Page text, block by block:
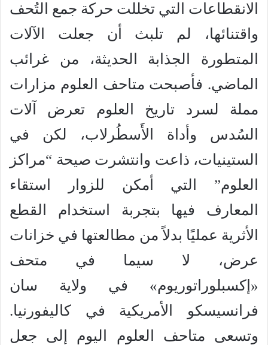
الانقطاعات التي تخللت حركة جمع التُحف
واقتنائها، لم تلبث أن جعلت الآلات
المتطورة الجذابة الحديثة، من غرائب
الماضي. فأصبحت متاحف العلوم مزارات
مملة لسرد تاريخ العلوم تعرض آلات
السُدس وأداة الأَسطُرلاب، لكن في
الستينيات، ذاعت وانتشرت صيحة “مراكز
العلوم” التي أمكن للزوار استقاء
المعارف فيها بتجربة استخدام القطع
الأثرية عمليًا بدلاً من مطالعتها في خزانات
عرض، لا سيما في متحف
«إكسبلوراتوريوم» في ولاية سان
فرانسيسكو الأمريكية في كاليفورنيا.
وتسعى متاحف العلوم اليوم إلى جعل